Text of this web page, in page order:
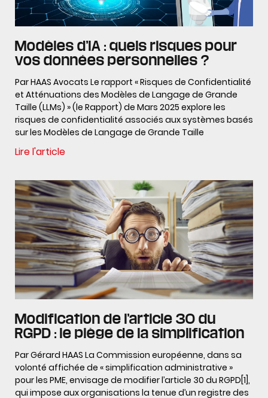
Modèles d’IA : quels risques pour
vos données personnelles ?
Par HAAS Avocats Le rapport « Risques de Confidentialité
et Atténuations des Modèles de Langage de Grande
Taille (LLMs) » (le Rapport) de Mars 2025 explore les
risques de confidentialité associés aux systèmes basés
sur les Modèles de Langage de Grande Taille
Lire l'article
Modification de l’article 30 du
RGPD : le piège de la simplification
Par Gérard HAAS La Commission européenne, dans sa
volonté affichée de « simplification administrative »
pour les PME, envisage de modifier l’article 30 du RGPD[1],
qui impose aux organisations la tenue d’un registre des